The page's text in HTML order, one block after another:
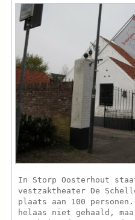
In de pers
Links
Contact
In Storp Oosterhout
vestzaktheater De
plaats aan 100
helaas niet gehaald,